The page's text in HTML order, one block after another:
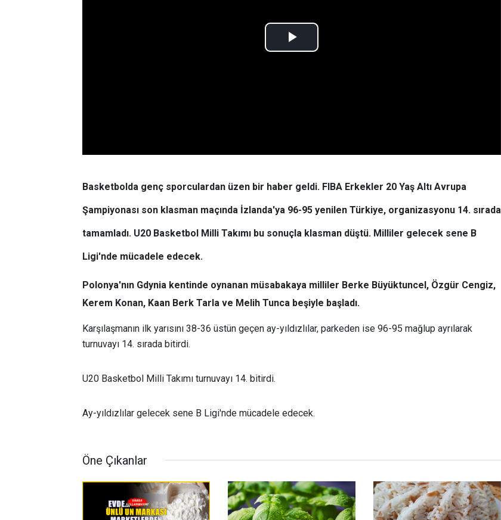
Basketbolda genç sporculardan üzen bir haber geldi. FIBA Erkekler 20 Yaş Altı Avrupa
Şampiyonası son klasman maçında İzlanda'ya 96-95 yenilen Türkiye, organizasyonu 14. sırada
tamamladı. U20 Basketbol Milli Takımı bu sonuçla klasman düştü. Milliler gelecek sene B
Ligi'nde mücadele edecek.
Polonya'nın Gdynia kentinde oynanan müsabakaya milliler Berke Büyüktuncel, Özgür Cengiz,
Kerem Konan, Kaan Berk Tarla ve Melih Tunca beşiyle başladı.
Karşılaşmanın ilk yarısını 38-36 üstün geçen ay-yıldızlılar, parkeden ise 96-95 mağlup ayrılarak
turnuvayı 14. sırada bitirdi.
U20 Basketbol Milli Takımı turnuvayı 14. bitirdi.
Ay-yıldızlılar gelecek sene B Ligi'nde mücadele edecek.
Öne Çıkanlar